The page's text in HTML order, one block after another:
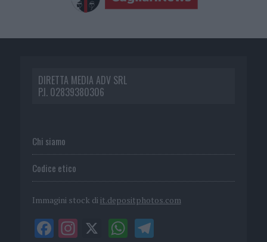
DIRETTA MEDIA ADV SRL
P.I. 02839380306
Chi siamo
Codice etico
Immagini stock di it.depositphotos.com